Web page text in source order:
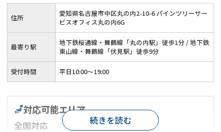
住所
愛知県名古屋市中区丸の内2-10-6 パインツリーサー
ビスオフィス丸の内6G
最寄り駅
地下鉄桜通線・舞鶴線「丸の内駅」徒歩1分 / 地下鉄
東山線・舞鶴線「伏見駅」徒歩9分
受付時間 平日10:00～19:00
対応可能エリア
全国対応 続きを読む